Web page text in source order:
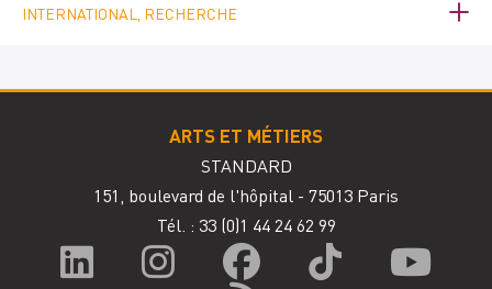
INTERNATIONAL, RECHERCHE
ARTS ET MÉTIERS
STANDARD
151, boulevard de l'hôpital - 75013 Paris
Tél. : 33 (0)1 44 24 62 99